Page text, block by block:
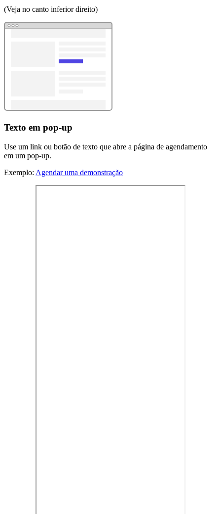
(Veja no canto inferior direito)
Texto em pop-up
Use um link ou botão de texto que abre a página de agendamento
em um pop-up.
Exemplo: Agendar uma demonstração